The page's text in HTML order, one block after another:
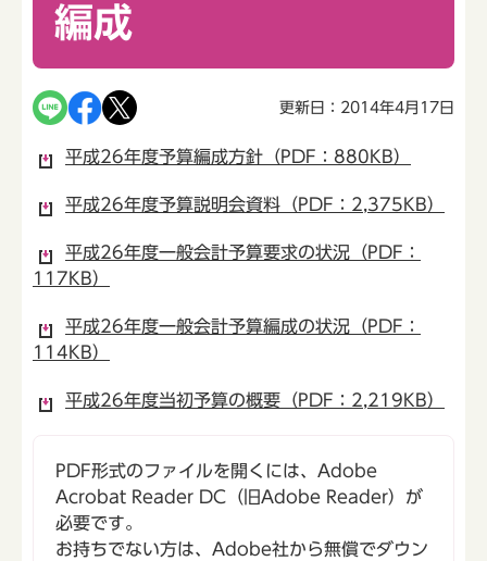
編成
更新日：2014年4月17日
平成26年度予算編成方針（PDF：880KB）
平成26年度予算説明会資料（PDF：2,375KB）
平成26年度一般会計予算要求の状況（PDF：
117KB）
平成26年度一般会計予算編成の状況（PDF：
114KB）
平成26年度当初予算の概要（PDF：2,219KB）
PDF形式のファイルを開くには、Adobe
Acrobat Reader DC（旧Adobe Reader）が
必要です。
お持ちでない方は、Adobe社から無償でダウン